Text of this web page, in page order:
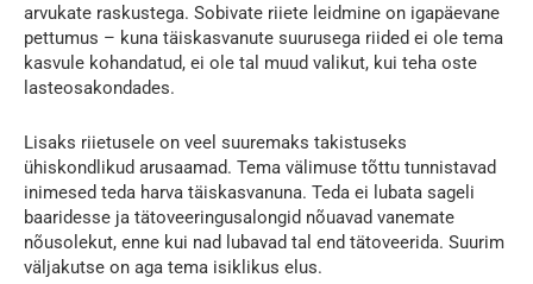
arvukate raskustega. Sobivate riiete leidmine on igapäevane
pettumus – kuna täiskasvanute suurusega riided ei ole tema
kasvule kohandatud, ei ole tal muud valikut, kui teha oste
lasteosakondades.
Lisaks riietusele on veel suuremaks takistuseks
ühiskondlikud arusaamad. Tema välimuse tõttu tunnistavad
inimesed teda harva täiskasvanuna. Teda ei lubata sageli
baaridesse ja tätoveeringusalongid nõuavad vanemate
nõusolekut, enne kui nad lubavad tal end tätoveerida. Suurim
väljakutse on aga tema isiklikus elus.